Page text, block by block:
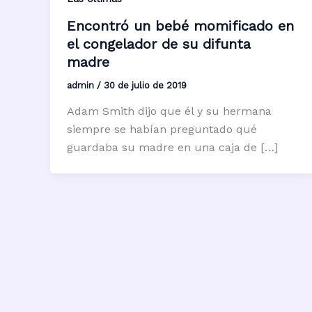
Encontró un bebé momificado en
el congelador de su difunta
madre
admin / 30 de julio de 2019
Adam Smith dijo que él y su hermana
siempre se habían preguntado qué
guardaba su madre en una caja de […]